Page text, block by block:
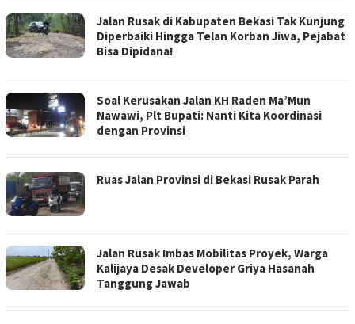
Jalan Rusak di Kabupaten Bekasi Tak Kunjung
Diperbaiki Hingga Telan Korban Jiwa, Pejabat
Bisa Dipidana!
Soal Kerusakan Jalan KH Raden Ma’Mun
Nawawi, Plt Bupati: Nanti Kita Koordinasi
dengan Provinsi
Ruas Jalan Provinsi di Bekasi Rusak Parah
Jalan Rusak Imbas Mobilitas Proyek, Warga
Kalijaya Desak Developer Griya Hasanah
Tanggung Jawab